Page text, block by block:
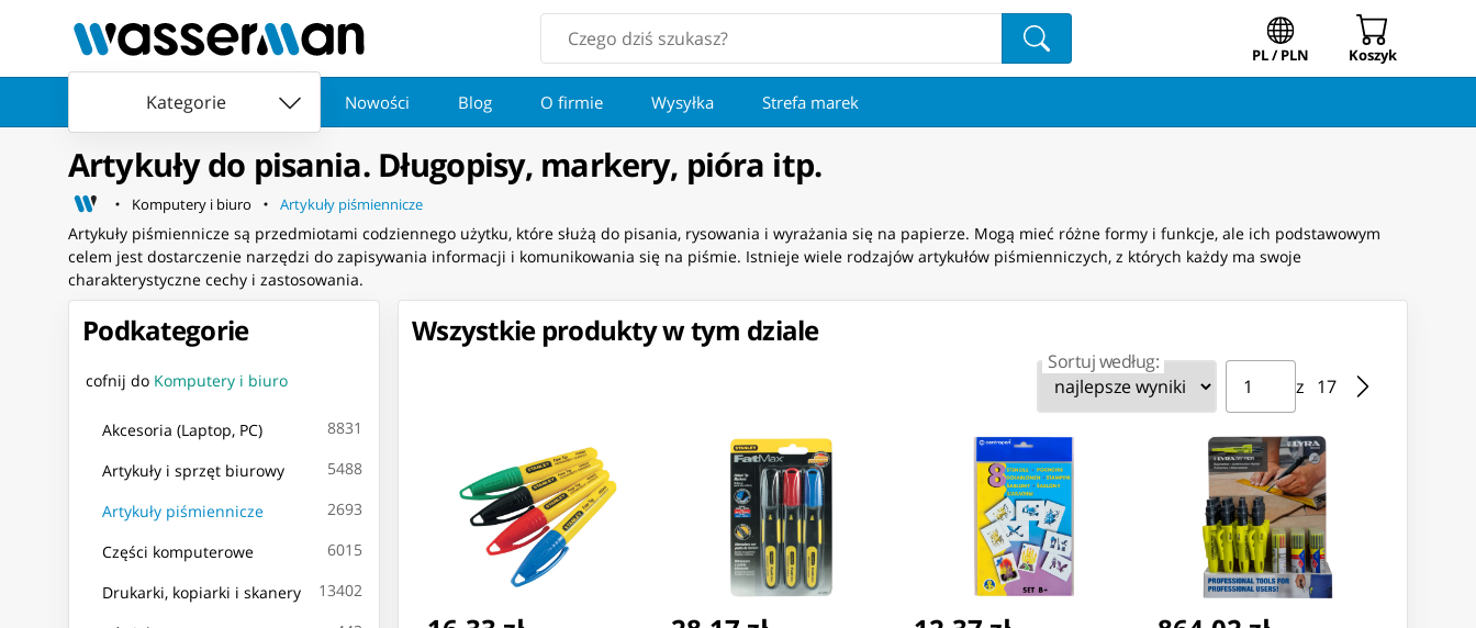
PL / PLN Koszyk
Kategorie Nowości Blog O firmie Wysyłka Strefa marek
Artykuły do pisania. Długopisy, markery, pióra itp.
Komputery i biuro Artykuły piśmiennicze
Artykuły piśmiennicze są przedmiotami codziennego użytku, które służą do pisania, rysowania i wyrażania się na papierze. Mogą mieć różne formy i funkcje, ale ich podstawowym
celem jest dostarczenie narzędzi do zapisywania informacji i komunikowania się na piśmie. Istnieje wiele rodzajów artykułów piśmienniczych, z których każdy ma swoje
charakterystyczne cechy i zastosowania.
Podkategorie
cofnij do Komputery i biuro
Akcesoria (Laptop, PC) 8831
Artykuły i sprzęt biurowy 5488
Artykuły piśmiennicze 2693
Części komputerowe 6015
Drukarki, kopiarki i skanery 13402
Wszystkie produkty w tym dziale
Sortuj według: Strona ⁨1⁩ z ⁨17⁩
z ⁨17⁩
Przejdź do strony